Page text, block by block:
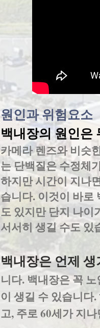
원인과 위험요소
백내장의 원인은
카메라 렌즈와 비슷
는 단백질은 수정체
하지만 시간이 지나
습니다. 이것이 바로
도 있지만 단지 나이
서서히 생길 수도 있
백내장은 언제 생
니다. 백내장은 꼭
이 생길 수 있습니다
고, 주로 60세가 지